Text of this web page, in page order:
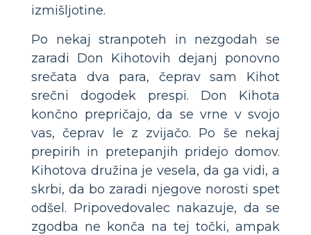
izmišljotine.
Po nekaj stranpoteh in nezgodah se
zaradi Don Kihotovih dejanj ponovno
srečata dva para, čeprav sam Kihot
srečni dogodek prespi. Don Kihota
končno prepričajo, da se vrne v svojo
vas, čeprav le z zvijačo. Po še nekaj
prepirih in pretepanjih pridejo domov.
Kihotova družina je vesela, da ga vidi, a
skrbi, da bo zaradi njegove norosti spet
odšel. Pripovedovalec nakazuje, da se
zgodba ne konča na tej točki, ampak